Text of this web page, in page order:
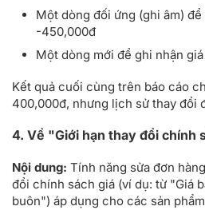
Một dòng đối ứng (ghi âm)
-450,000đ
Một dòng mới để ghi nhận
Kết quả cuối cùng trên báo cáo
400,000đ, nhưng lịch sử thay đổi
4. Về "Giới hạn thay đổi chính
Nội dung: Tính năng sửa đơn
đổi chính sách giá (ví dụ: từ "Giá
buôn") áp dụng cho các sản